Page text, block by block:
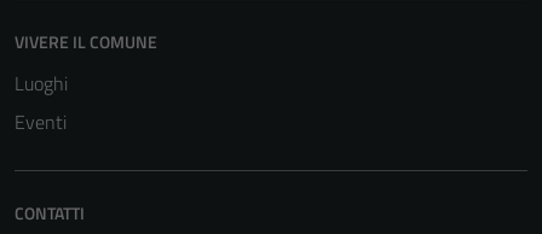
VIVERE IL COMUNE
Luoghi
Eventi
CONTATTI